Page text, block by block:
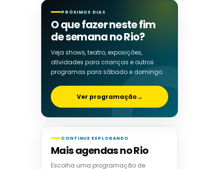
PRÓXIMOS DIAS
O que fazer neste fim
de semana no Rio?
Veja shows, teatro, exposições,
atividades para crianças e outros
programas para sábado e domingo.
Ver programação→
CONTINUE EXPLORANDO
Mais agendas no Rio
Escolha uma programação de